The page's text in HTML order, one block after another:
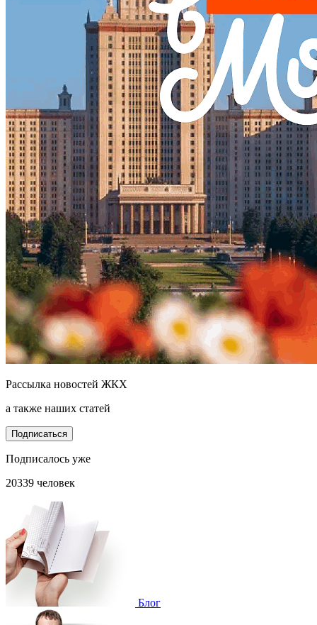
Рассылка новостей ЖКХ
а также наших статей
Подписаться
Подписалось уже
20339 человек
Блог